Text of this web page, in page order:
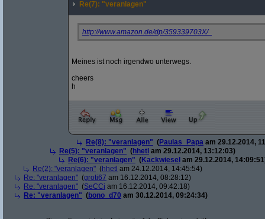
Re(7): "veranlagen"
http://www.amazon.de/dp/359339703X/
Meines ist noch irgendwo unterwegs.
cheers
h
Re(8): "veranlagen" (Paulas_Papa am 29.12.2014,
Re(5): "veranlagen" (hhetl am 29.12.2014, 13:12:03)
Re(6): "veranlagen" (Kackwiesel am 29.12.2014,
Re(2): "veranlagen" (hhetl am 24.12.2014, 14:45:54)
Re: "veranlagen" (groti67 am 16.12.2014, 08:28:12)
Re: "veranlagen" (SeCCi am 16.12.2014, 09:42:18)
Re: "veranlagen" (bono_d70 am 30.12.2014, 09:24:34)